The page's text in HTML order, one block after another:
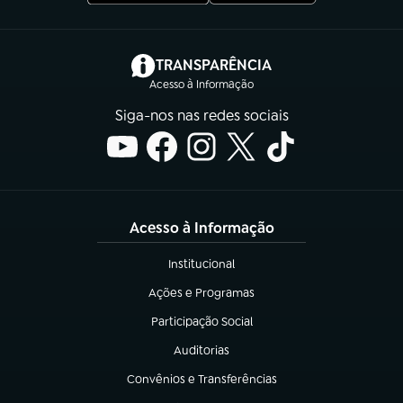
TRANSPARÊNCIA
Acesso à Informação
(abre em nova aba)
Siga-nos nas redes sociais
Acesso à Informação
Institucional
(abre em nova aba)
Ações e Programas
(abre em nova aba)
Participação Social
(abre em nova aba)
Auditorias
(abre em nova aba)
Convênios e Transferências
(abre em nova aba)